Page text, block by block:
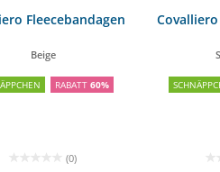
Fleecebandagen
Beige
RABATT60%
(0)